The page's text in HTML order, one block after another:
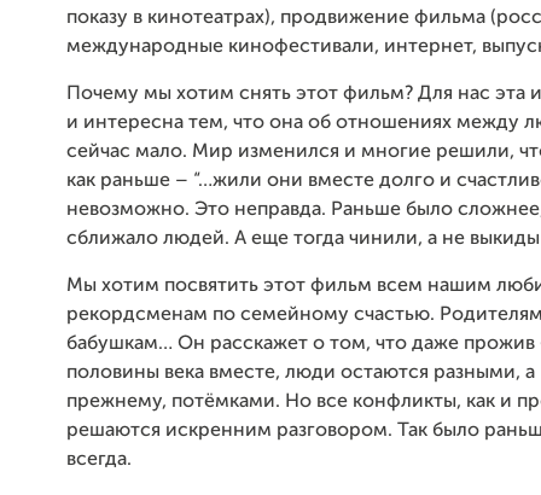
показу в кинотеатрах), продвижение фильма
международные кинофестивали, интернет,
Почему мы хотим снять этот фильм? Для нас эта
и интересна тем, что она об отношениях между
сейчас мало. Мир изменился и многие решили,
как раньше – “…жили они вместе долго и
невозможно. Это неправда. Раньше было
сближало людей. А еще тогда чинили, а не
Мы хотим посвятить этот фильм всем нашим
рекордсменам по семейному счастью.
бабушкам… Он расскажет о том, что даже прожив
половины века вместе, люди остаются разными,
прежнему, потёмками. Но все конфликты, как и
решаются искренним разговором. Так было
всегда.